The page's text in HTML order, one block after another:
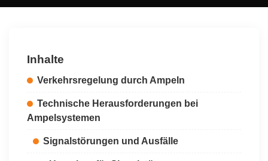
Inhalte
Verkehrsregelung durch Ampeln
Technische Herausforderungen bei
Ampelsystemen
Signalstörungen und Ausfälle